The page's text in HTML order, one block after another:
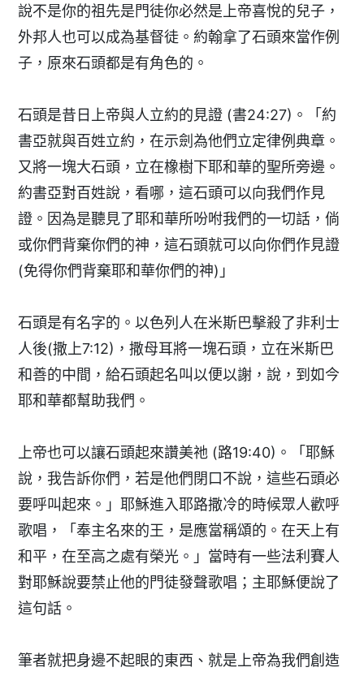
說不是你的祖先是門徒你必然是上帝喜悅的兒子，
外邦人也可以成為基督徒。約翰拿了石頭來當作例
子，原來石頭都是有角色的。
石頭是昔日上帝與人立約的見證 (書24:27)。「約
書亞就與百姓立約，在示劍為他們立定律例典章。
又將一塊大石頭，立在橡樹下耶和華的聖所旁邊。
約書亞對百姓說，看哪，這石頭可以向我們作見
證。因為是聽見了耶和華所吩咐我們的一切話，倘
或你們背棄你們的神，這石頭就可以向你們作見證
(免得你們背棄耶和華你們的神)」
石頭是有名字的。以色列人在米斯巴擊殺了非利士
人後(撒上7:12)，撒母耳將一塊石頭，立在米斯巴
和善的中間，給石頭起名叫以便以謝，說，到如今
耶和華都幫助我們。
上帝也可以讓石頭起來讚美祂 (路19:40)。「耶穌
說，我告訴你們，若是他們閉口不說，這些石頭必
要呼叫起來。」耶穌進入耶路撒冷的時候眾人歡呼
歌唱，「奉主名來的王，是應當稱頌的。在天上有
和平，在至高之處有榮光。」當時有一些法利賽人
對耶穌說要禁止他的門徒發聲歌唱；主耶穌便說了
這句話。
筆者就把身邊不起眼的東西、就是上帝為我們創造